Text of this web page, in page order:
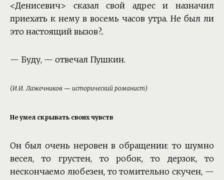
<Денисевич> сказал свой адрес и назначил
приехать к нему в восемь часов утра. Не был ли
это настоящий вызов?..
— Буду, — отвечал Пушкин.
(И.И. Лажечников — исторический романист)
Не умел скрывать своих чувств
Он был очень неровен в обращении: то шумно
весел, то грустен, то робок, то дерзок, то
нескончаемо любезен, то томительно скучен, —